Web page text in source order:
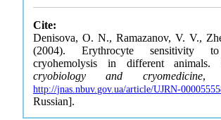
Cite:
Denisova, O. N., Ramazanov, V. V.,
(2004). Erythrocyte sensitivity
cryohemolysis in different animals.
cryobiology and cryomedicine,
http://jnas.nbuv.gov.ua/article/UJRN-
Russian].